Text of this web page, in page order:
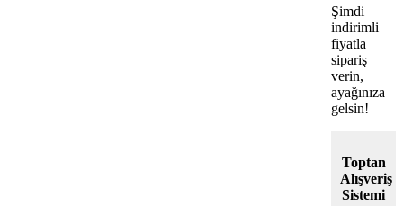
Şimdi
indirimli
fiyatla
sipariş
verin,
ayağınıza
gelsin!
Toptan
Alışveriş
Sistemi